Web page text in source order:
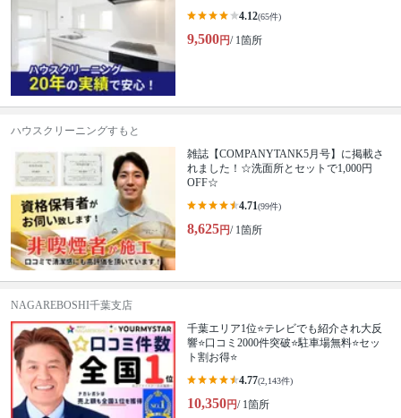
4.12(65件)
9,500円/ 1箇所
ハウスクリーニングすもと
雑誌【COMPANYTANK5月号】に掲載さ
れました！☆洗面所とセットで1,000円
OFF☆
4.71(99件)
8,625円/ 1箇所
NAGAREBOSHI千葉支店
千葉エリア1位⭐テレビでも紹介され大反
響⭐️口コミ2000件突破⭐️駐車場無料⭐セッ
ト割お得⭐
4.77(2,143件)
10,350円/ 1箇所